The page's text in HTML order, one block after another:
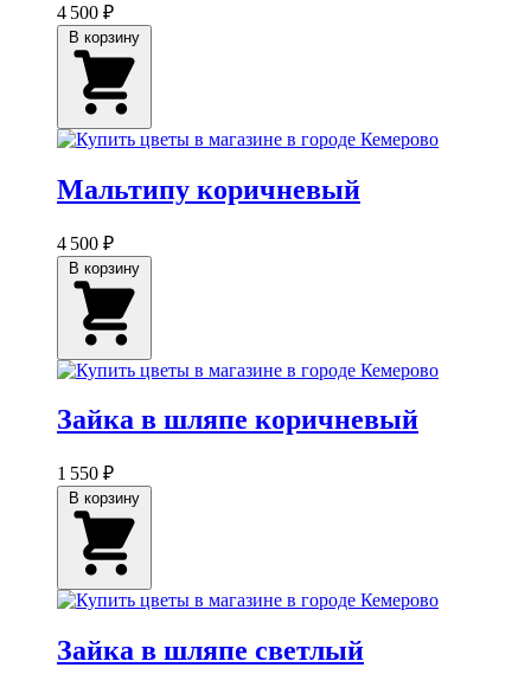
4 500 ₽
Мальтипу коричневый
4 500 ₽
Зайка в шляпе коричневый
1 550 ₽
Зайка в шляпе светлый